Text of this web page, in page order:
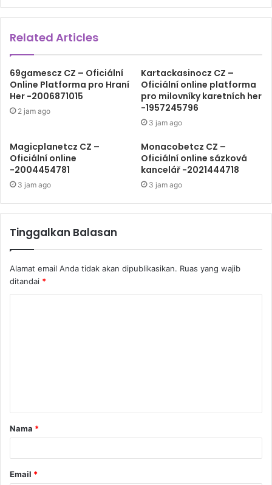
jelasnya.
efek implementasi di lapangan. Berdasar itulah,
pemerintah bisa memutuskan PPKM Darurat akan
diperpanjang atau perlu mulai menyusun kebijakan
alternatif lain pengendalian Covid-19.
Ekonomi Rakyat LaNyalla
PPKM Diperpanjang
Related Articles
69gamescz CZ – Oficiální
Online Platforma pro Hraní
Her -2006871015
2 jam ago
Kartackasinocz CZ –
Oficiální online platforma
pro milovníky karetních her
-1957245796
3 jam ago
Magicplanetcz CZ –
Oficiální online
-2004454781
3 jam ago
Monacobetcz CZ –
Oficiální online sázková
kancelář -2021444718
3 jam ago
Tinggalkan Balasan
Alamat email Anda tidak akan dipublikasikan. Ruas yang wajib
ditandai *
Nama *
Email *